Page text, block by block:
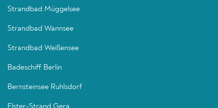
Strandbad Müggelsee
Strandbad Wannsee
Strandbad Weißensee
Badeschiff Berlin
Bernsteinsee Ruhlsdorf